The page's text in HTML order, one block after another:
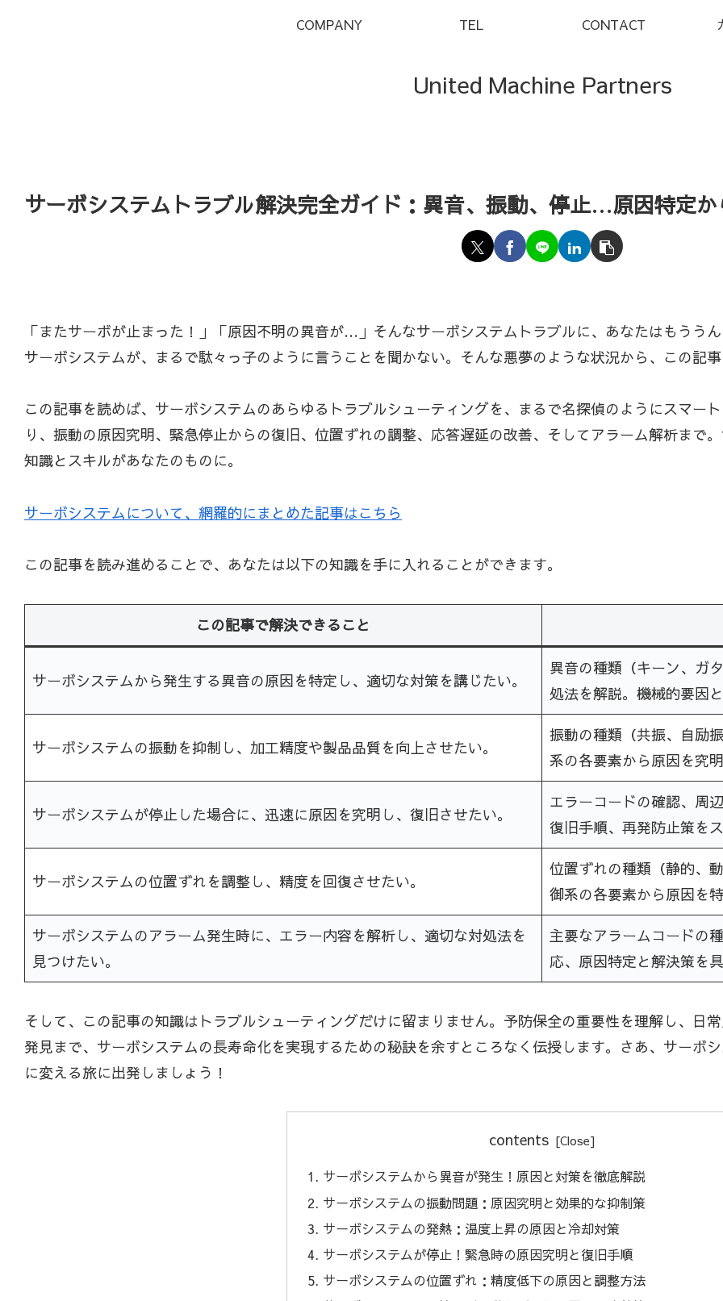
United Machine Partners
COMPANY TEL CONTACT
サーボシステムトラブル解決完全ガイド：異音、振動、停止…原因特定
「またサーボが止まった！」「原因不明の異音が…」そんなサーボシステムトラブルに、あなたはもうう
サーボシステムが、まるで駄々っ子のように言うことを聞かない。そんな悪夢のような状況から、この記
この記事を読めば、サーボシステムのあらゆるトラブルシューティングを、まるで名探偵のようにスマー
り、振動の原因究明、緊急停止からの復旧、位置ずれの調整、応答遅延の改善、そしてアラーム解析まで
知識とスキルがあなたのものに。
サーボシステムについて、網羅的にまとめた記事はこちら
この記事を読み進めることで、あなたは以下の知識を手に入れることができます。
この記事で解決できること
サーボシステムから発生する異音の原因を特定し、適切な対策を講じたい。
異音の種類（キーン、ガ
処法を解説。機械的要因
サーボシステムの振動を抑制し、加工精度や製品品質を向上させたい。
振動の種類（共振、自励
系の各要素から原因を究
サーボシステムが停止した場合に、迅速に原因を究明し、復旧させたい。
エラーコードの確認、周
復旧手順、再発防止策を
サーボシステムの位置ずれを調整し、精度を回復させたい。
位置ずれの種類（静的、
御系の各要素から原因を
サーボシステムのアラーム発生時に、エラー内容を解析し、適切な対処法を
見つけたい。
主要なアラームコードの
応、原因特定と解決策を
そして、この記事の知識はトラブルシューティングだけに留まりません。予防保全の重要性を理解し、日
発見まで、サーボシステムの長寿命化を実現するための秘訣を余すところなく伝授します。さあ、サーボ
に変える旅に出発しましょう！
contents
サーボシステムから異音が発生！原因と対策を徹底解説
サーボシステムの振動問題：原因究明と効果的な抑制策
サーボシステムの発熱：温度上昇の原因と冷却対策
サーボシステムが停止！緊急時の原因究明と復旧手順
サーボシステムの位置ずれ：精度低下の原因と調整方法